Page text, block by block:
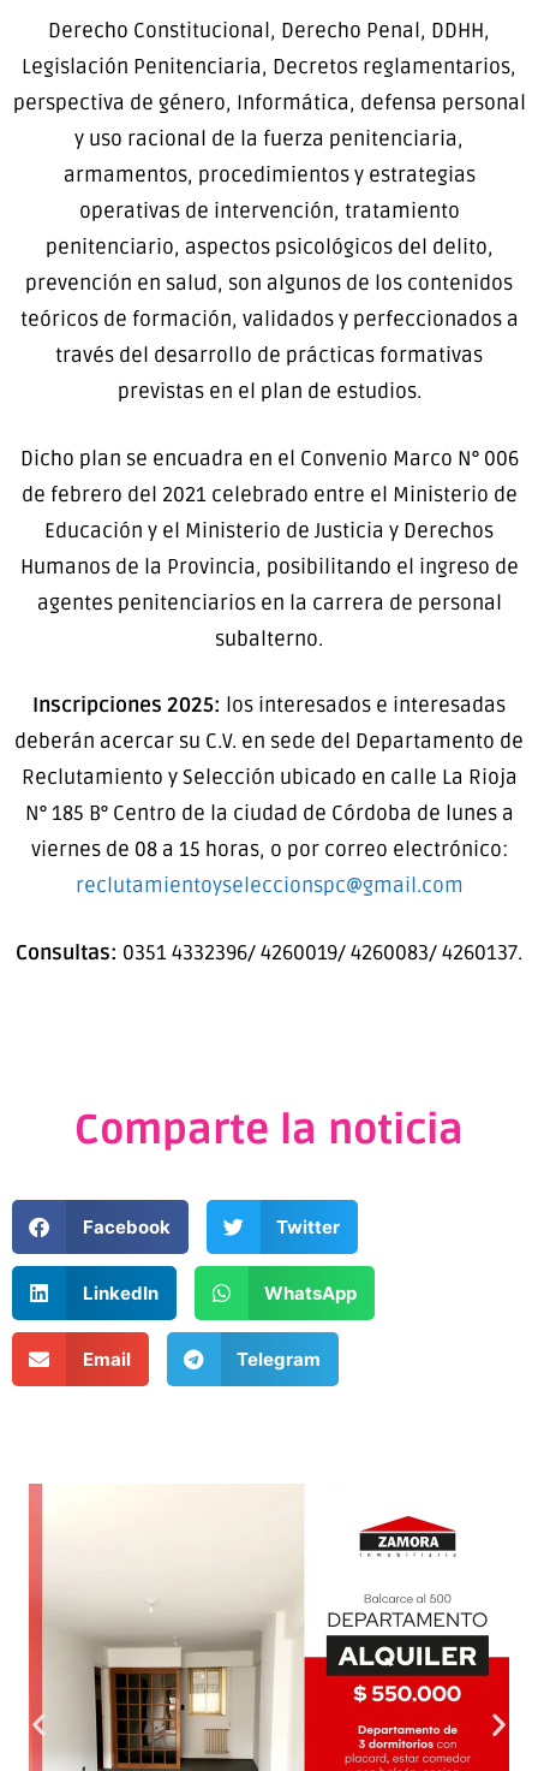
Derecho Constitucional, Derecho Penal, DDHH,
Legislación Penitenciaria, Decretos reglamentarios,
perspectiva de género, Informática, defensa personal
y uso racional de la fuerza penitenciaria,
armamentos, procedimientos y estrategias
operativas de intervención, tratamiento
penitenciario, aspectos psicológicos del delito,
prevención en salud, son algunos de los contenidos
teóricos de formación, validados y perfeccionados a
través del desarrollo de prácticas formativas
previstas en el plan de estudios.
Dicho plan se encuadra en el Convenio Marco N° 006
de febrero del 2021 celebrado entre el Ministerio de
Educación y el Ministerio de Justicia y Derechos
Humanos de la Provincia, posibilitando el ingreso de
agentes penitenciarios en la carrera de personal
subalterno.
Inscripciones 2025: los interesados e interesadas
deberán acercar su C.V. en sede del Departamento de
Reclutamiento y Selección ubicado en calle La Rioja
N° 185 B° Centro de la ciudad de Córdoba de lunes a
viernes de 08 a 15 horas, o por correo electrónico:
reclutamientoyseleccionspc@gmail.com
Consultas: 0351 4332396/ 4260019/ 4260083/ 4260137.
Comparte la noticia
Facebook Twitter
LinkedIn WhatsApp
Email Telegram